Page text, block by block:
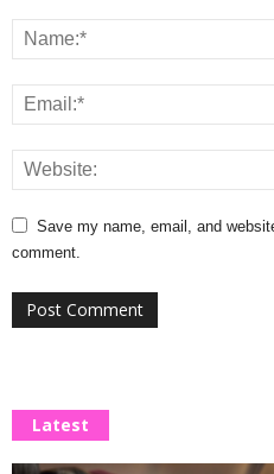
Save my name, email, and
comment.
Latest